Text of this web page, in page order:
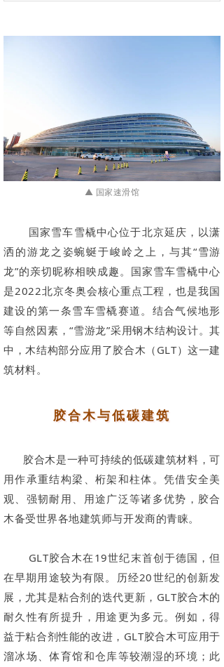
▲ 国家速滑馆
国家雪车雪橇中心位于北京延庆，以潇
洒的游龙之姿蜿蜒于峻岭之上，与其“雪游
龙”的亲切昵称相映成趣。国家雪车雪橇中心
是2022北京冬奥会核心重点工程，也是我国
建设的第一条雪车雪橇赛道。结合气候地形
等自然因素，“雪游龙”采用钢木结构设计。其
中，木结构部分应用了胶合木（GLT）这一建
筑材料。
胶合木与低碳建筑
胶合木是一种可持续的低碳建筑材料，可
用作承重结构梁、桁架和柱体。凭借安全美
观、强韧耐用、用途广泛等诸多优势，胶合
木备受世界各地建筑师与开发商的青睐。
GLT胶合木在19世纪末首创于德国，但
在早期用途较为有限。历经20世纪的创新发
展，尤其是粘合剂的迭代更新，GLT胶合木的
耐久性有所提升，用途更为多元。例如，得
益于粘合剂性能的改进，GLT胶合木可应用于
溜冰场、体育馆和仓库等较潮湿的环境；此